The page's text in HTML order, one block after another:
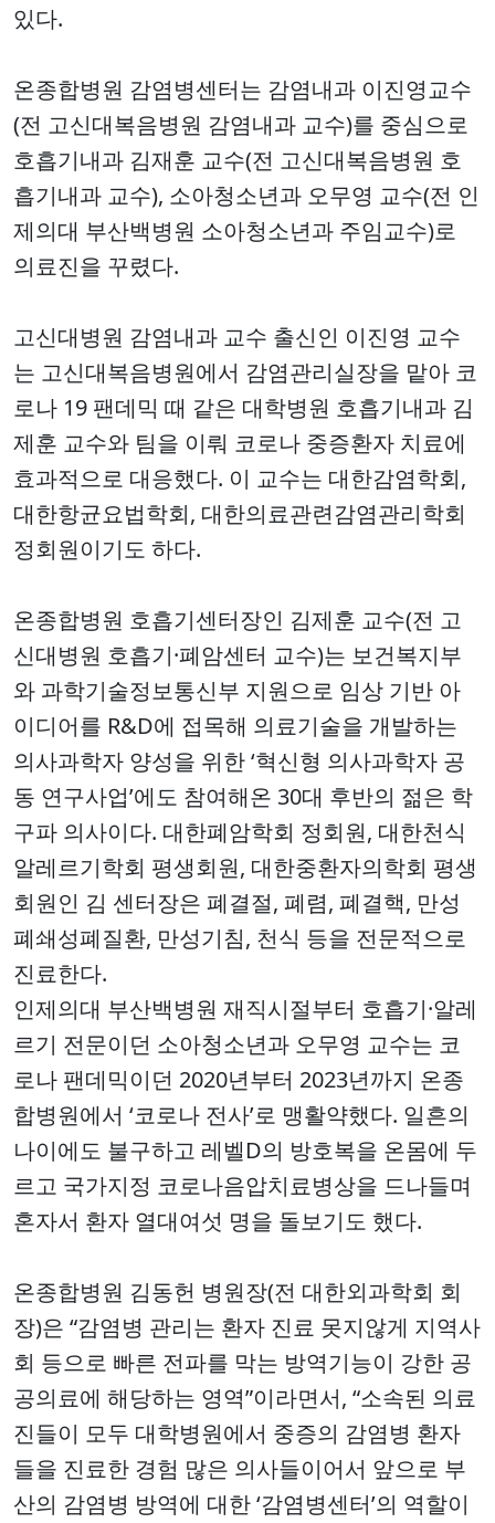
있다.
온종합병원 감염병센터는 감염내과 이진영교수
(전 고신대복음병원 감염내과 교수)를 중심으로
호흡기내과 김재훈 교수(전 고신대복음병원 호
흡기내과 교수), 소아청소년과 오무영 교수(전 인
제의대 부산백병원 소아청소년과 주임교수)로
의료진을 꾸렸다.
고신대병원 감염내과 교수 출신인 이진영 교수
는 고신대복음병원에서 감염관리실장을 맡아 코
로나 19 팬데믹 때 같은 대학병원 호흡기내과 김
제훈 교수와 팀을 이뤄 코로나 중증환자 치료에
효과적으로 대응했다. 이 교수는 대한감염학회,
대한항균요법학회, 대한의료관련감염관리학회
정회원이기도 하다.
온종합병원 호흡기센터장인 김제훈 교수(전 고
신대병원 호흡기·폐암센터 교수)는 보건복지부
와 과학기술정보통신부 지원으로 임상 기반 아
이디어를 R&D에 접목해 의료기술을 개발하는
의사과학자 양성을 위한 ‘혁신형 의사과학자 공
동 연구사업’에도 참여해온 30대 후반의 젊은 학
구파 의사이다. 대한폐암학회 정회원, 대한천식
알레르기학회 평생회원, 대한중환자의학회 평생
회원인 김 센터장은 폐결절, 폐렴, 폐결핵, 만성
폐쇄성폐질환, 만성기침, 천식 등을 전문적으로
진료한다.
인제의대 부산백병원 재직시절부터 호흡기·알레
르기 전문이던 소아청소년과 오무영 교수는 코
로나 팬데믹이던 2020년부터 2023년까지 온종
합병원에서 ‘코로나 전사’로 맹활약했다. 일흔의
나이에도 불구하고 레벨D의 방호복을 온몸에 두
르고 국가지정 코로나음압치료병상을 드나들며
혼자서 환자 열대여섯 명을 돌보기도 했다.
온종합병원 김동헌 병원장(전 대한외과학회 회
장)은 “감염병 관리는 환자 진료 못지않게 지역사
회 등으로 빠른 전파를 막는 방역기능이 강한 공
공의료에 해당하는 영역”이라면서, “소속된 의료
진들이 모두 대학병원에서 중증의 감염병 환자
들을 진료한 경험 많은 의사들이어서 앞으로 부
산의 감염병 방역에 대한 ‘감염병센터’의 역할이